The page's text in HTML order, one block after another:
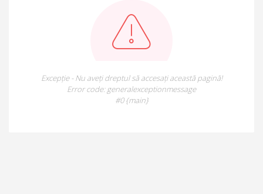
Excepție - Nu aveți dreptul să accesați această pagină!
Error code: generalexceptionmessage
#0 {main}